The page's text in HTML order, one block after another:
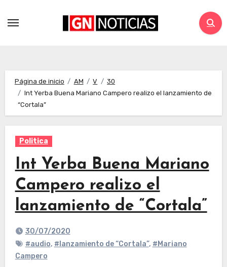
Página de inicio AM V
30
Int Yerba Buena Mariano Campero realizo el lanzamiento de
“Cortala”
Politica
Int Yerba Buena Mariano
Campero realizo el
lanzamiento de “Cortala”
30/07/2020
#audio, #lanzamiento de “Cortala”, #Mariano
Campero